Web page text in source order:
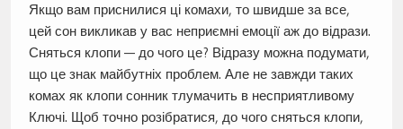
Якщо вам приснилися ці комахи, то швидше за все,
цей сон викликав у вас неприємні емоції аж до відрази.
Сняться клопи — до чого це? Відразу можна подумати,
що це знак майбутніх проблем. Але не завжди таких
комах як клопи сонник тлумачить в несприятливому
Ключі. Щоб точно розібратися, до чого сняться клопи,